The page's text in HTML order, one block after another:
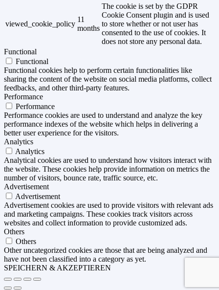
viewed_cookie_policy
11
months
The cookie is set by the GDPR
Cookie Consent plugin and is used
to store whether or not user has
consented to the use of cookies. It
does not store any personal data.
Functional
Functional
Functional cookies help to perform certain functionalities like
sharing the content of the website on social media platforms, collect
feedbacks, and other third-party features.
Performance
Performance
Performance cookies are used to understand and analyze the key
performance indexes of the website which helps in delivering a
better user experience for the visitors.
Analytics
Analytics
Analytical cookies are used to understand how visitors interact with
the website. These cookies help provide information on metrics the
number of visitors, bounce rate, traffic source, etc.
Advertisement
Advertisement
Advertisement cookies are used to provide visitors with relevant ads
and marketing campaigns. These cookies track visitors across
websites and collect information to provide customized ads.
Others
Others
Other uncategorized cookies are those that are being analyzed and
have not been classified into a category as yet.
SPEICHERN & AKZEPTIEREN